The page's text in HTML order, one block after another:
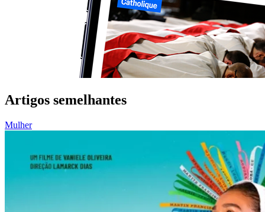
Artigos semelhantes
Mulher